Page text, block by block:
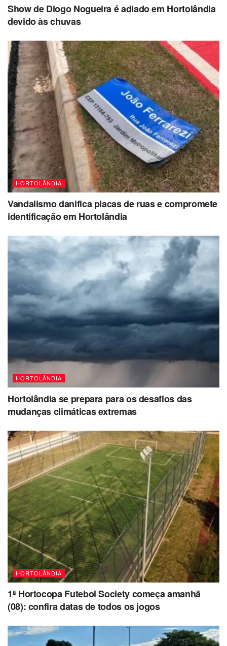
Show de Diogo Nogueira é adiado em Hortolândia
devido às chuvas
HORTOLÂNDIA
Vandalismo danifica placas de ruas e compromete
identificação em Hortolândia
HORTOLÂNDIA
Hortolândia se prepara para os desafios das
mudanças climáticas extremas
HORTOLÂNDIA
1ª Hortocopa Futebol Society começa amanhã
(08): confira datas de todos os jogos